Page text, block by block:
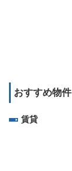
おすすめ物件
賃貸